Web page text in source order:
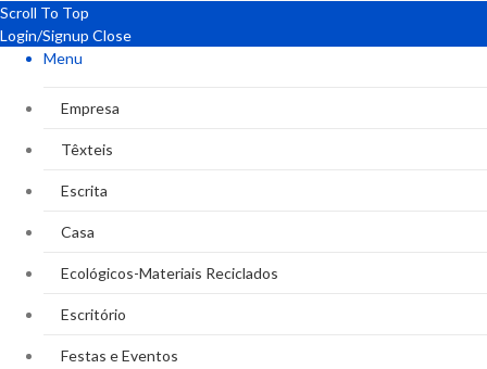
Scroll To Top
Login/Signup Close
Menu
Empresa
Têxteis
Escrita
Casa
Ecológicos-Materiais Reciclados
Escritório
Festas e Eventos